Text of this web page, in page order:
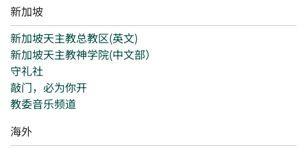
新加坡
新加坡天主教总教区(英文)
新加坡天主教神学院(中文部）
守礼社
敲门，必为你开
教委音乐频道
海外